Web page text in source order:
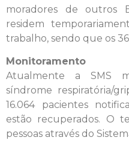
moradores de outros
residem
trabalho, sendo que os
Monitoramento
Atualmente a SMS
síndrome respiratória/
16.064 pacientes
estão recuperados. O
pessoas através do